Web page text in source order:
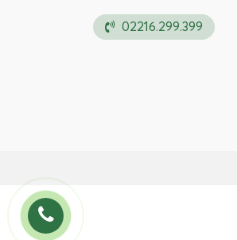
02216.299.399